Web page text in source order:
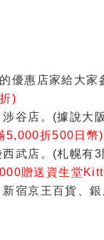
優惠店家給大家
)
谷店。(據說大
5,000折500日幣)
武店。(札幌有
贈送資生堂
宿京王百貨、銀